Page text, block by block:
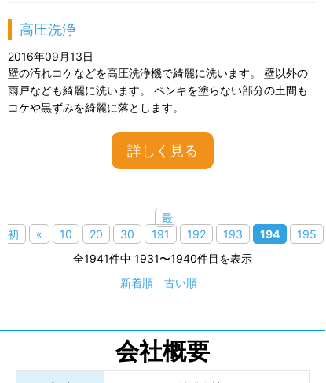
高圧洗浄
2016年09月13日
壁の汚れコケなどを高圧洗浄機で綺麗に洗います。 壁以外の
雨戸なども綺麗に洗います。 ペンキを塗らない部分の土間も
コケや黒ずみを綺麗に落とします。
詳しく見る
最
初
« 10 20 30 191 192 193 194
195
全1941件中 1931〜1940件目を表示
新着順
古い順
会社概要